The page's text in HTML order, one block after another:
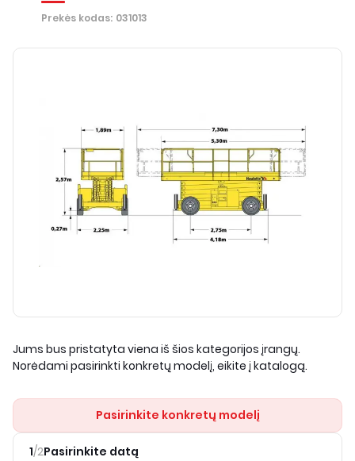
Prekės kodas: 031013
Jums bus pristatyta viena iš šios kategorijos įrangų.
Norėdami pasirinkti konkretų modelį, eikite į katalogą.
Pasirinkite konkretų modelį
1/2Pasirinkite datą